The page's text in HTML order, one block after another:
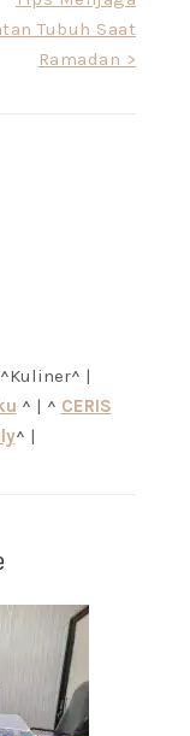
Tubuh Saat
Ramadan >
|
^ | ^ CERIS
^ |